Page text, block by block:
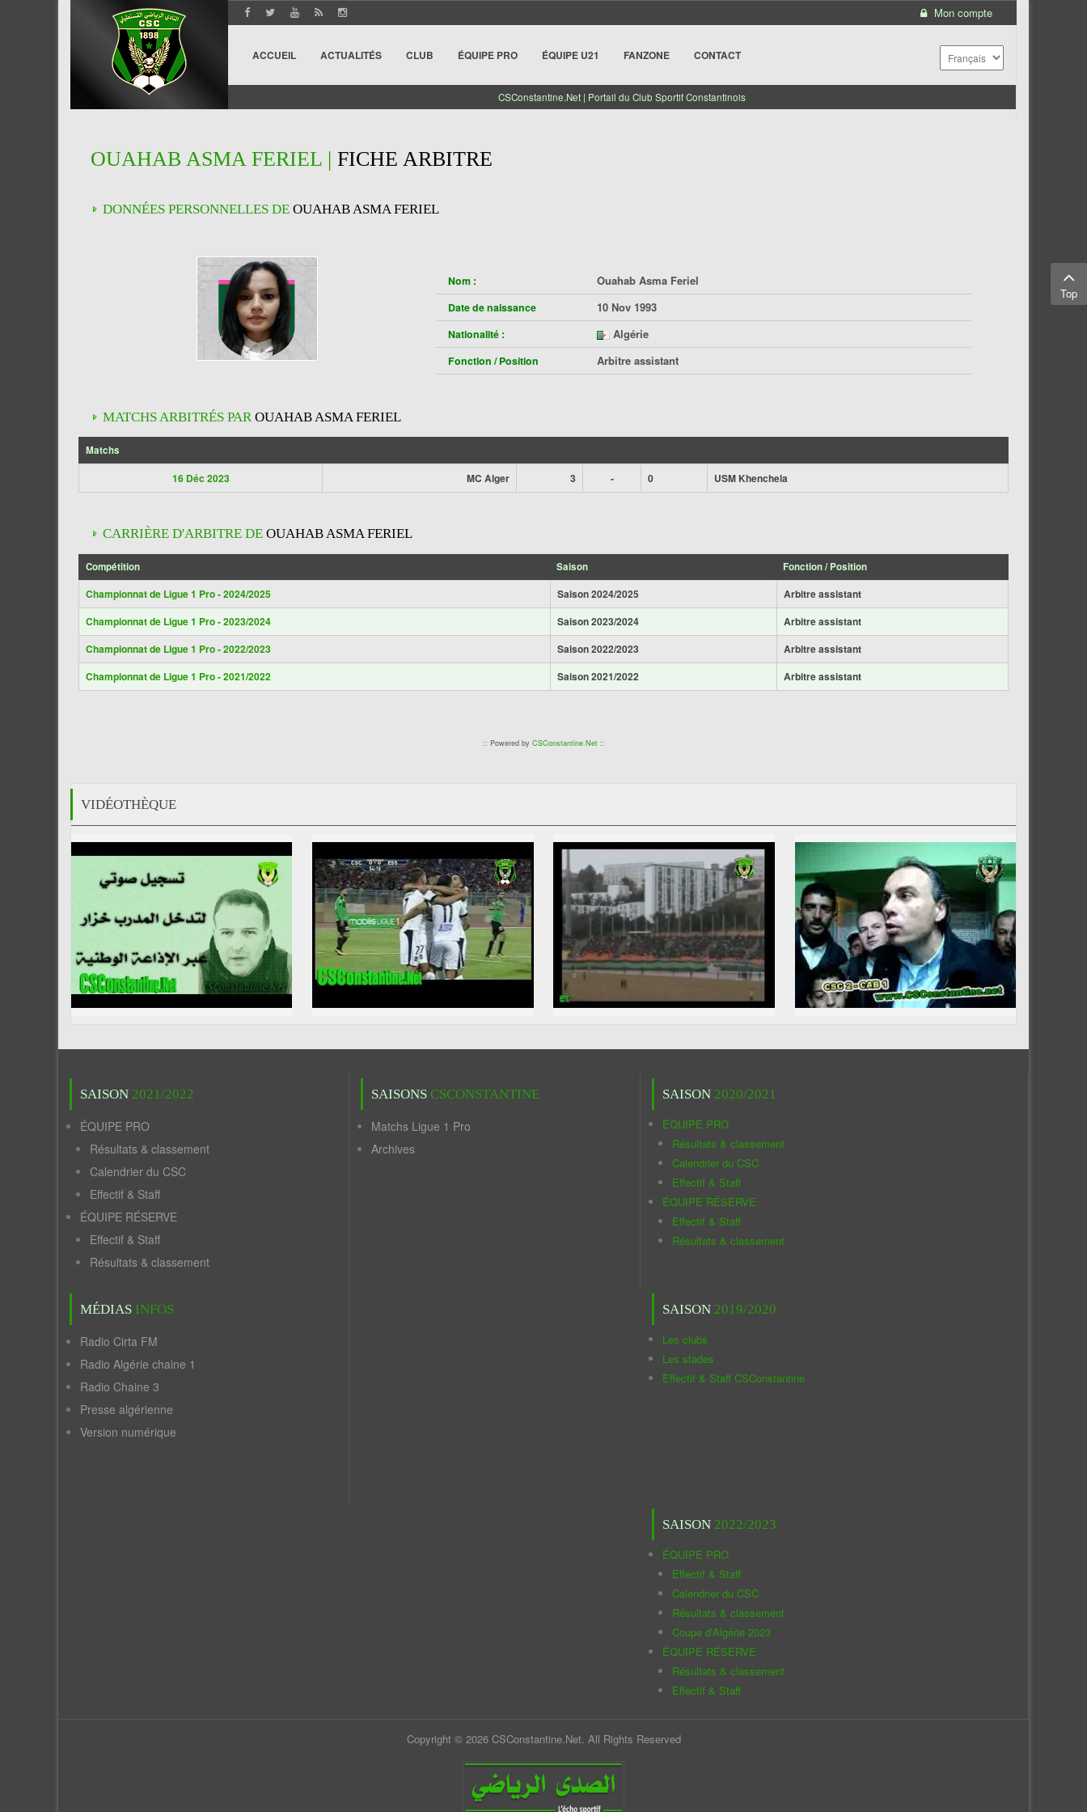
Mon compte
ACCUEIL ACTUALITÉS CLUB ÉQUIPE PRO ÉQUIPE U21 FANZONE CONTACT
CSConstantine.Net | Portail du Club Sportif Constantinois
OUAHAB ASMA FERIEL | FICHE ARBITRE
DONNÉES PERSONNELLES DE OUAHAB ASMA FERIEL
Nom : Ouahab Asma Feriel
Date de naissance 10 Nov 1993
Nationalité : Algérie
Fonction / Position Arbitre assistant
MATCHS ARBITRÉS PAROUAHAB ASMA FERIEL
Matchs
16 Déc 2023 MC Alger 3 - 0 USM Khenchela
CARRIÈRE D'ARBITRE DE OUAHAB ASMA FERIEL
Compétition Saison Fonction / Position
Championnat de Ligue 1 Pro - 2024/2025 Saison 2024/2025
Arbitre assistant
Championnat de Ligue 1 Pro - 2023/2024
Saison 2023/2024
Arbitre assistant
Championnat de Ligue 1 Pro - 2022/2023
Saison 2022/2023
Arbitre assistant
Championnat de Ligue 1 Pro - 2021/2022
Saison 2021/2022 Arbitre assistant
:: Powered by CSConstantine.Net::
VIDÉOTHÈQUE
SAISON 2021/2022
ÉQUIPE PRO
Résultats & classement
Calendrier du CSC
Effectif & Staff
ÉQUIPE RÉSERVE
Effectif & Staff
Résultats & classement
MÉDIAS INFOS
Radio Cirta FM
Radio Algérie chaine 1
Radio Chaine 3
Presse algérienne
Version numérique
SAISONS CSCONSTANTINE
Matchs Ligue 1 Pro
Archives
SAISON 2020/2021
ÉQUIPE PRO
Résultats & classement
Calendrier du CSC
Effectif & Staff
ÉQUIPE RÉSERVE
Effectif & Staff
Résultats & classement
SAISON 2019/2020
Les clubs
Les stades
Effectif & Staff CSConstantine
SAISON 2022/2023
ÉQUIPE PRO
Effectif & Staff
Calendrier du CSC
Résultats & classement
Coupe d'Algérie 2023
ÉQUIPE RÉSERVE
Résultats & classement
Effectif & Staff
Copyright © 2026 CSConstantine.Net. All Rights Reserved
Top